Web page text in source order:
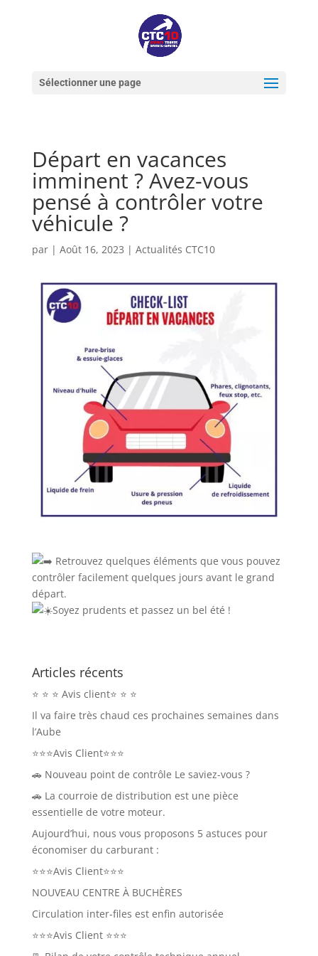
Sélectionner une page
Départ en vacances
imminent ? Avez-vous
pensé à contrôler votre
véhicule ?
par | Août 16, 2023 | Actualités CTC10
Retrouvez quelques éléments que vous pouvez
contrôler facilement quelques jours avant le grand
départ.
Soyez prudents et passez un bel été !
Articles récents
⭐ ⭐ ⭐ Avis client⭐ ⭐ ⭐
Il va faire très chaud ces prochaines semaines dans
l’Aube
⭐⭐⭐Avis Client⭐⭐⭐
🚗 Nouveau point de contrôle Le saviez-vous ?
🚗 La courroie de distribution est une pièce
essentielle de votre moteur.
Aujourd’hui, nous vous proposons 5 astuces pour
économiser du carburant :⁣
⭐⭐⭐Avis Client⭐⭐⭐
NOUVEAU CENTRE À BUCHÈRES
Circulation inter-files est enfin autorisée
⭐⭐⭐Avis Client ⭐⭐⭐